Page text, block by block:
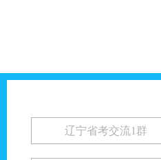
辽宁省考交流1群